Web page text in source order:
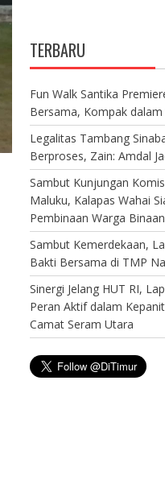
TERBARU
Fun Walk Santika
Bersama, Kompak dalam
Legalitas Tambang
Berproses, Zain: Amdal
Sambut Kunjungan
Maluku, Kalapas Wahai
Pembinaan Warga Binaan
Sambut Kemerdekaan,
Bakti Bersama di TMP
Sinergi Jelang HUT RI,
Peran Aktif dalam
Camat Seram Utara